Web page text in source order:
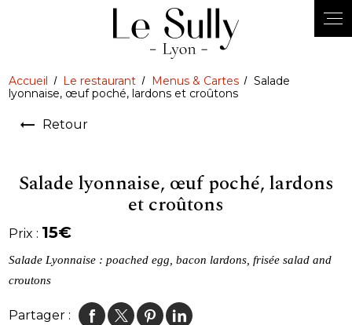
Accueil Le restaurant Menus & Cartes
Salade
lyonnaise, œuf poché, lardons et croûtons
Retour
Salade lyonnaise, œuf poché, lardons
et croûtons
Prix : 15€
Salade Lyonnaise : poached egg, bacon lardons, frisée saladand
croutons
Partager :
Panneau de gestion des cookies